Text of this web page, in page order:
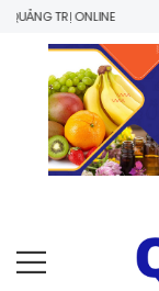
TRỊ ONLINE